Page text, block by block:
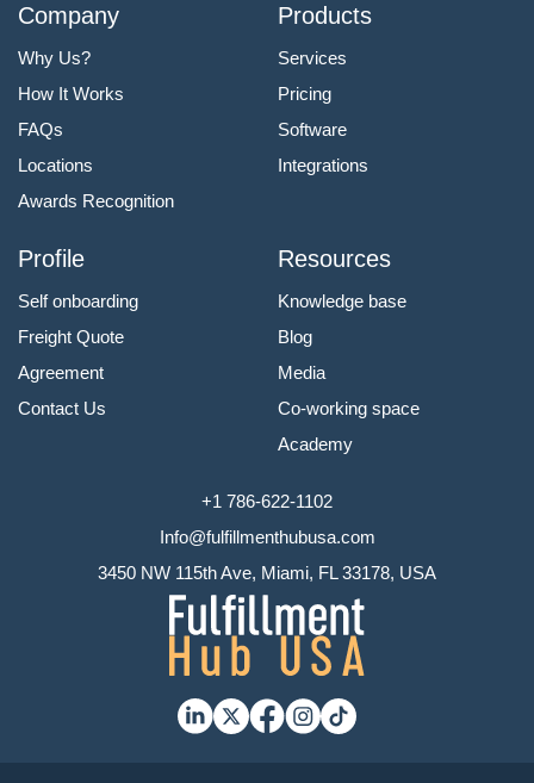
Company
Why Us?
How It Works
FAQs
Locations
Awards Recognition
Products
Services
Pricing
Software
Integrations
Profile
Self onboarding
Freight Quote
Agreement
Contact Us
Resources
Knowledge base
Blog
Media
Co-working space
Academy
+1 786-622-1102
Info@fulfillmenthubusa.com
3450 NW 115th Ave, Miami, FL 33178, USA